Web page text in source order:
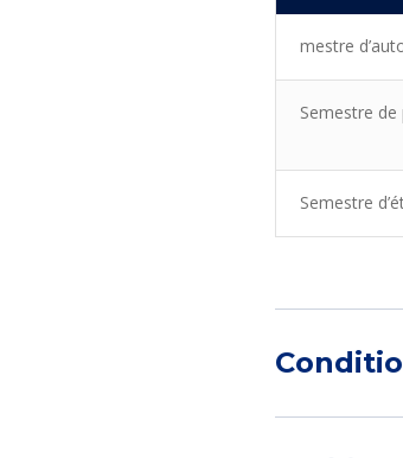
mestre
Semestre
Semestre